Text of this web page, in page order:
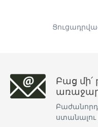
Բաց մի՛